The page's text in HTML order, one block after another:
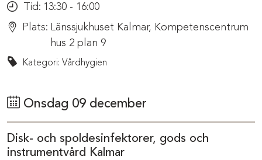
Tid: 13:30 - 16:00
Plats: Länssjukhuset Kalmar, Kompetenscentrum
hus 2 plan 9
Kategori: Vårdhygien
Onsdag 09 december
Disk- och spoldesinfektorer, gods och
instrumentvård Kalmar